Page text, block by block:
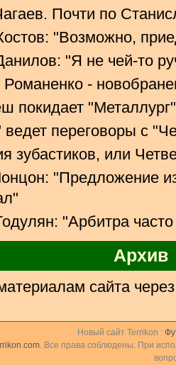
Почти по
"Возможно,
"Я не чей-то
-
покидает "Металлург"
ведет переговоры с
зубастиков, или
"Предложение
"Арбитра
Архив
сайта
Новый сайт Terrikon :
. Все права соблюдены. При